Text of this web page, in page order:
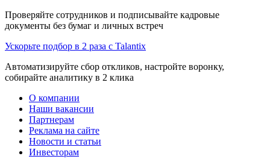
Проверяйте сотрудников и подписывайте кадровые
документы без бумаг и личных встреч
Ускорьте подбор в 2 раза с Talantix
Автоматизируйте сбор откликов, настройте воронку,
собирайте аналитику в 2 клика
О компании
Наши вакансии
Партнерам
Реклама на сайте
Новости и статьи
Инвесторам